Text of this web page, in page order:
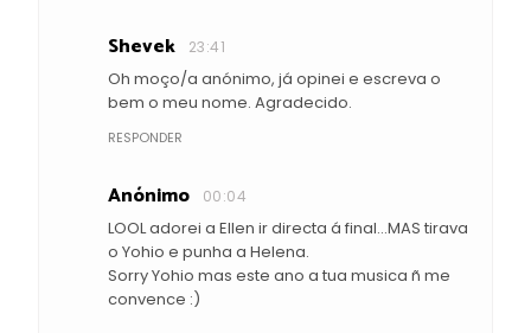
Shevek 23:41
Oh moço/a anónimo, já opinei e escreva o
bem o meu nome. Agradecido.
RESPONDER
Anónimo 00:04
LOOL adorei a Ellen ir directa á final...MAS tirava
o Yohio e punha a Helena.
Sorry Yohio mas este ano a tua musica ñ me
convence :)